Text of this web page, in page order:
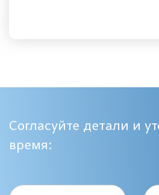
Согласуйте детали и
время: